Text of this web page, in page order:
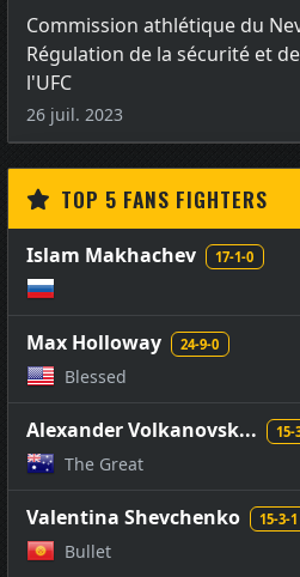
Commission athlétique du
Régulation de la sécurité et
l'UFC
26 juil. 2023
TOP 5 FANS FIGHTERS
Islam Makhachev 17-1-0
Max Holloway 24-9-0
Blessed
Alexander Volkanovsk... 15-
The Great
Valentina Shevchenko 15-3-1
Bullet